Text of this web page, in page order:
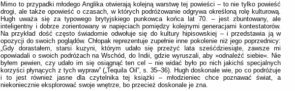
Mimo to przypadki młodego Anglika otwierają kolejną warstwę tej powieści – to nie tylko powieść
drogi, ale także opowieść o czasach, w których podróżowanie odgrywa określoną rolę kulturową.
Hugh uważa się za typowego brytyjskiego punkowca końca lat 70. – jest zbuntowany, ale
inteligentny i dobrze zorientowany w napięciach pomiędzy kolejnymi generacjami kontestatorów.
Na przykład dość często świadomie odwołuje się do kultury hipisowskiej – i przedstawia ją w
opozycji do swoich poglądów. Chłopak reprezentuje zupełnie inne pokolenie niż jego poprzednicy:
„Gdy dorastałem, starsi kuzyni, którym udało się przeżyć lata sześćdziesiąte, zawsze mi
opowiadali o swoich podróżach na Wschód, do Indii, gdzie wyruszali, aby »odnaleźć siebie«. Nie
byłem pewien, czy udało im się osiągnąć ten cel – nie widać było po nich jakichś specjalnych
korzyści płynących z tych wypraw” („Tequila Oil”, s. 35–36). Hugh doskonale wie, po co podróżuje
i to jest również jasne dla czytelnika tej książki – młodzieniec chce poznawać świat, a
niekoniecznie eksplorować swoje wnętrze, bo przecież doskonale je zna.